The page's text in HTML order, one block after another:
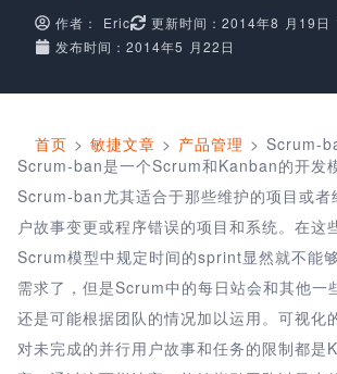
作者： Eric
更新时间：2014年8 月19日
发布时间：2014年5 月22日
首页 > 敏捷文章 > 产品管理 > Scrum-
Scrum-ban是一个Scrum和Kanban的开发模
Scrum-ban尤其适合于那些维护的项目或者
户故事变更或程序错误的项目和系统。在这
Scrum模型中规定时间的sprint显然就不能
需求了，但是Scrum中的每日站会和其他一
还是可能根据团队的情况加以运用。可视化
对未完成的并行用户故事和任务的限制都是